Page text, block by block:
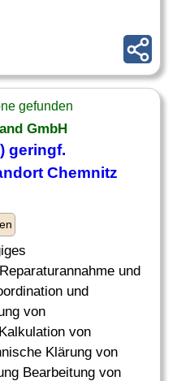
gefunden
GmbH
geringf.
Chemnitz
und
und
von
von
Klärung von
Bearbeitung von